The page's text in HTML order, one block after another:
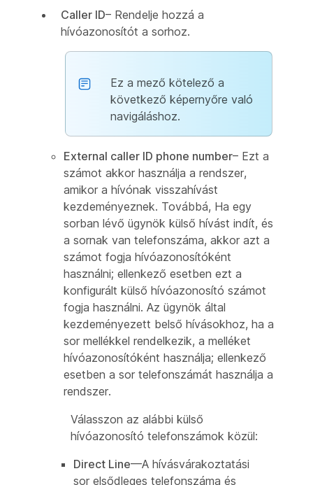
Caller ID– Rendelje hozzá a
hívóazonosítót a sorhoz.
Ez a mező kötelező a
következő képernyőre való
navigáláshoz.
External caller ID phone number– Ezt a
számot akkor használja a rendszer,
amikor a hívónak visszahívást
kezdeményeznek. Továbbá, Ha egy
sorban lévő ügynök külső hívást indít, és
a sornak van telefonszáma, akkor azt a
számot fogja hívóazonosítóként
használni; ellenkező esetben ezt a
konfigurált külső hívóazonosító számot
fogja használni. Az ügynök által
kezdeményezett belső hívásokhoz, ha a
sor mellékkel rendelkezik, a melléket
hívóazonosítóként használja; ellenkező
esetben a sor telefonszámát használja a
rendszer.
Válasszon az alábbi külső
hívóazonosító telefonszámok közül:
Direct Line—A hívásvárakoztatási
sor elsődleges telefonszáma és